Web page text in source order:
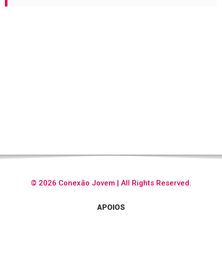
© 2026 Conexão Jovem | All Rights Reserved.
APOIOS